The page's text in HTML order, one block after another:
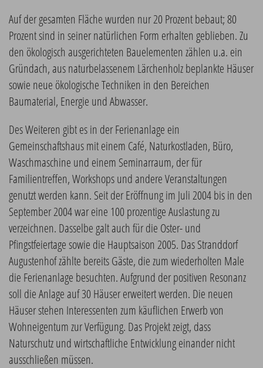
Auf der gesamten Fläche wurden nur 20 Prozent bebaut; 80
Prozent sind in seiner natürlichen Form erhalten geblieben. Zu
den ökologisch ausgerichteten Bauelementen zählen u.a. ein
Gründach, aus naturbelassenem Lärchenholz beplankte Häuser
sowie neue ökologische Techniken in den Bereichen
Baumaterial, Energie und Abwasser.
Des Weiteren gibt es in der Ferienanlage ein
Gemeinschaftshaus mit einem Café, Naturkostladen, Büro,
Waschmaschine und einem Seminarraum, der für
Familientreffen, Workshops und andere Veranstaltungen
genutzt werden kann. Seit der Eröffnung im Juli 2004 bis in den
September 2004 war eine 100 prozentige Auslastung zu
verzeichnen. Dasselbe galt auch für die Oster- und
Pfingstfeiertage sowie die Hauptsaison 2005. Das Stranddorf
Augustenhof zählte bereits Gäste, die zum wiederholten Male
die Ferienanlage besuchten. Aufgrund der positiven Resonanz
soll die Anlage auf 30 Häuser erweitert werden. Die neuen
Häuser stehen Interessenten zum käuflichen Erwerb von
Wohneigentum zur Verfügung. Das Projekt zeigt, dass
Naturschutz und wirtschaftliche Entwicklung einander nicht
ausschließen müssen.